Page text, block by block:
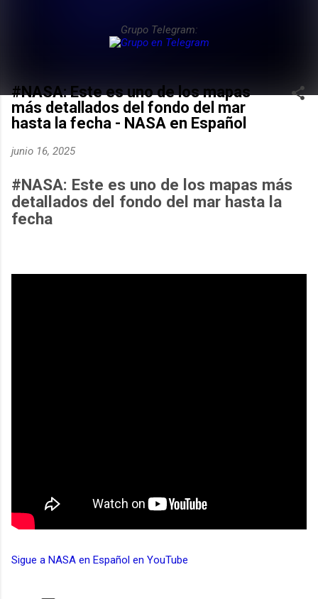
Grupo Telegram:
#NASA: Este es uno de los mapas
más detallados del fondo del mar
hasta la fecha - NASA en Español
junio 16, 2025
#NASA: Este es uno de los mapas más
detallados del fondo del mar hasta la
fecha
Sigue a NASA en Español en YouTube